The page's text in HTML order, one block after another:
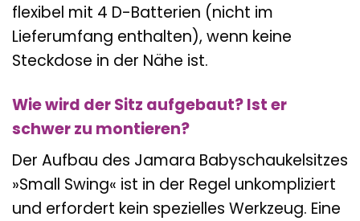
flexibel mit 4 D-Batterien (nicht im
Lieferumfang enthalten), wenn keine
Steckdose in der Nähe ist.
Wie wird der Sitz aufgebaut? Ist er
schwer zu montieren?
Der Aufbau des Jamara Babyschaukelsitzes
»Small Swing« ist in der Regel unkompliziert
und erfordert kein spezielles Werkzeug. Eine